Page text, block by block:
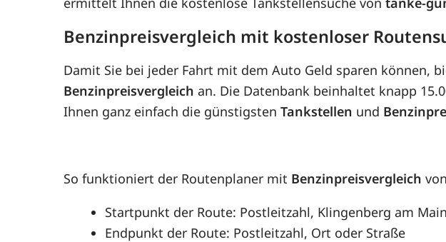
Benzinpreisvergleich mit kostenloser
Damit Sie bei jeder Fahrt mit dem Auto Geld sparen können,
Benzinpreisvergleich an. Die Datenbank beinhaltet knapp
Ihnen ganz einfach die günstigstenTankstellen und
So funktioniert der Routenplaner mit Benzinpreisvergleich
Startpunkt der Route: Postleitzahl, Klingenberg am
Endpunkt der Route: Postleitzahl, Ort oder Straße